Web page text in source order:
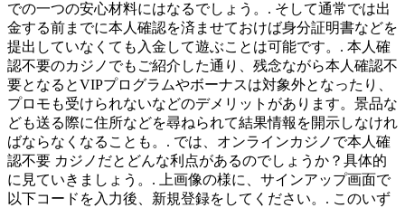
での一つの安心材料にはなるでしょう。. そして通常では出
金する前までに本人確認を済ませておけば身分証明書などを
提出していなくても入金して遊ぶことは可能です。. 本人確
認不要のカジノでもご紹介した通り、残念ながら本人確認不
要となるとVIPプログラムやボーナスは対象外となったり、
プロモも受けられないなどのデメリットがあります。景品な
ども送る際に住所などを尋ねられて結果情報を開示しなけれ
ばならなくなることも。. では、オンラインカジノで本人確
認不要 カジノだとどんな利点があるのでしょうか？具体的
に見ていきましょう。. 上画像の様に、サインアップ画面で
以下コードを入力後、新規登録をしてください。. このいず